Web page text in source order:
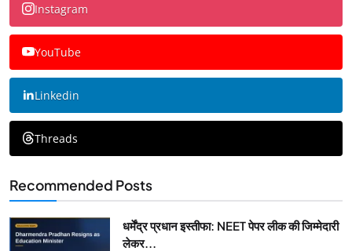
Instagram
YouTube
Linkedin
Threads
Recommended Posts
धर्मेंद्र प्रधान इस्तीफा: NEET पेपर लीक की जिम्मेदारी
लेकर...